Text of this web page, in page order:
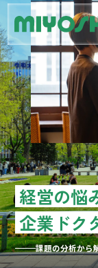
経営の悩
企業ドク
課題の分析から